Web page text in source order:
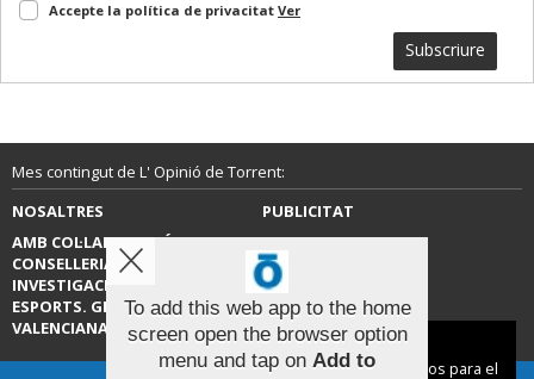
Accepte la política de privacitat Ver
Subscriure
Mes contingut de L' Opinió de Torrent:
NOSALTRES
PUBLICITAT
AMB COL·LABORACIÓ DE LA
CONSELLERIA D’EDUCACIÓ,
INVESTIGACIÓ, CULTURA I
ESPORTS. GENERALITAT
VALENCIANA.
CONTACTE
To add this web app to the home
screen open the browser option
menu and tap on Add to
Aviso sobre el Uso de cookies:
Utilizamos cookies nuestras y de terceros para el